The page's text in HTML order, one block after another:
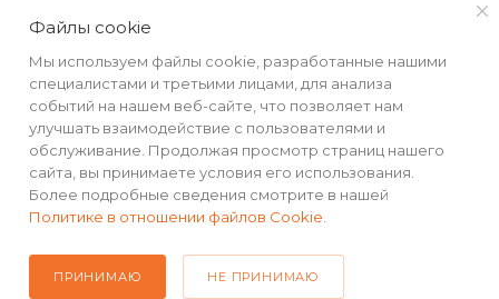
2026 © Интернет-магазин MiMall® • Не является публичной
офертой • 2026 г.
Файлы cookie
Мы используем файлы cookie, разработанные нашими
специалистами и третьими лицами, для анализа
событий на нашем веб-сайте, что позволяет нам
улучшать взаимодействие с пользователями и
обслуживание. Продолжая просмотр страниц нашего
сайта, вы принимаете условия его использования.
Более подробные сведения смотрите в нашей
Политике в отношении файлов Cookie
ПРИНИМАЮ НЕ ПРИНИМАЮ